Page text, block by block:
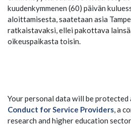
kuudenkymmenen (60) päivän
aloittamisesta, saatetaan asia
ratkaistavaksi, ellei pakottava
oikeuspaikasta toisin.
Your personal data will be
Conduct for Service Providers, a
research and higher education